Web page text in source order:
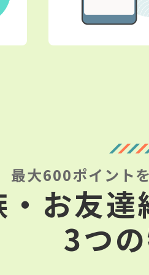
最大600ポイント
お友
3つ